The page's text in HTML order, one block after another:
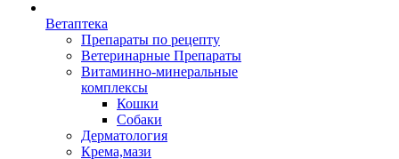
Ветаптека
Препараты по рецепту
Ветеринарные Препараты
Витаминно-минеральные
комплексы
Кошки
Собаки
Дерматология
Крема,мази